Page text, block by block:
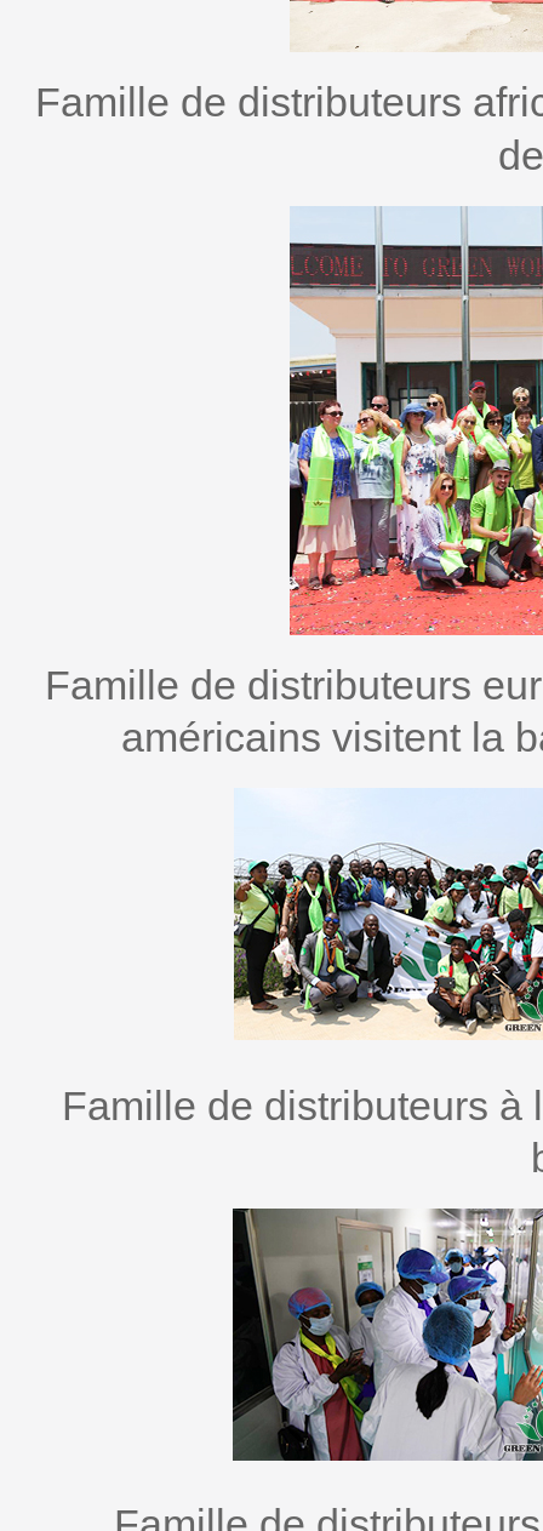
Famille de distributeurs
Famille de distributeurs
américains visitent la
Famille de distributeurs à